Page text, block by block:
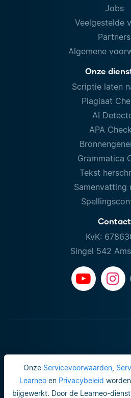
Onze Servicevoorwaarden,
Learneoen Privacybeleid
bijgewerkt. Door de Learneo-
Jobs
Veelgestelde
Partners
Algemene
Onze
Scriptie laten
Plagiaat
AI
APA
Grammatica
Tekst
Samenvatting
Contact
KvK:
Singel 542